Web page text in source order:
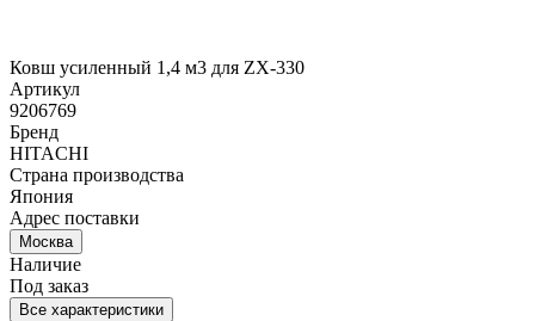
Ковш усиленный 1,4 м3 для ZX-330
Артикул
9206769
Бренд
HITACHI
Страна производства
Япония
Адрес поставки
Москва
Наличие
Под заказ
Все характеристики